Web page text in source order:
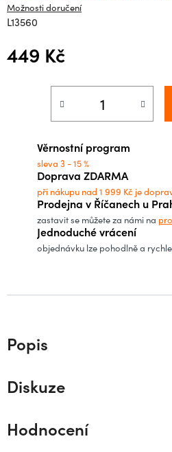
Možnosti doručení
L13560
449 Kč
Věrnostní program
sleva 3 - 15 %
Doprava ZDARMA
při nákupu nad 1 999 Kč je
Prodejna v Říčanech u
zastavit se můžete za námi na
Jednoduché vrácení
objednávku lze pohodlně a rychle
Popis
Diskuze
Hodnocení